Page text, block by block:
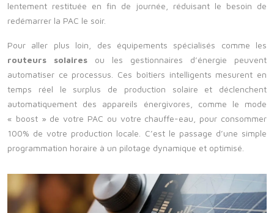
lentement restituée en fin de journée, réduisant le besoin de
redémarrer la PAC le soir.
Pour aller plus loin, des équipements spécialisés comme les
routeurs solaires ou les gestionnaires d’énergie peuvent
automatiser ce processus. Ces boîtiers intelligents mesurent en
temps réel le surplus de production solaire et déclenchent
automatiquement des appareils énergivores, comme le mode
« boost » de votre PAC ou votre chauffe-eau, pour consommer
100% de votre production locale. C’est le passage d’une simple
programmation horaire à un pilotage dynamique et optimisé.